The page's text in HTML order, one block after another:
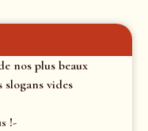
nos plus beaux
slogans vides
!-